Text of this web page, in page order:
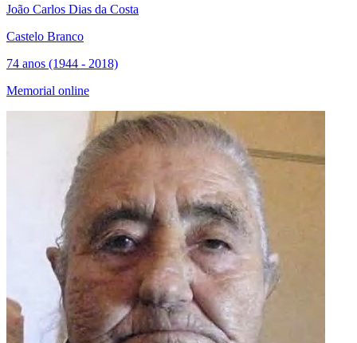
João Carlos Dias da Costa
Castelo Branco
74 anos (1944 - 2018)
Memorial online